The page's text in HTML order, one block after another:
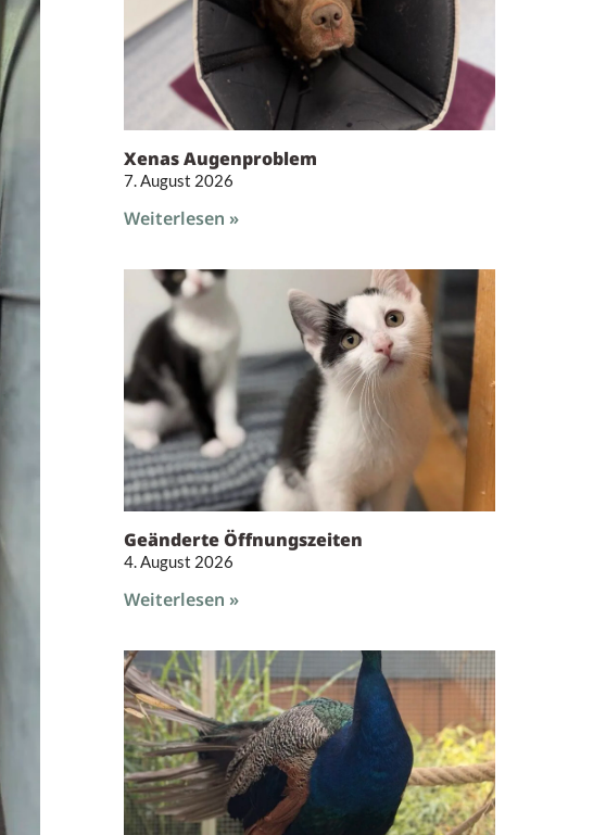
Xenas Augenproblem
7. August 2026
Weiterlesen »
Geänderte Öffnungszeiten
4. August 2026
Weiterlesen »